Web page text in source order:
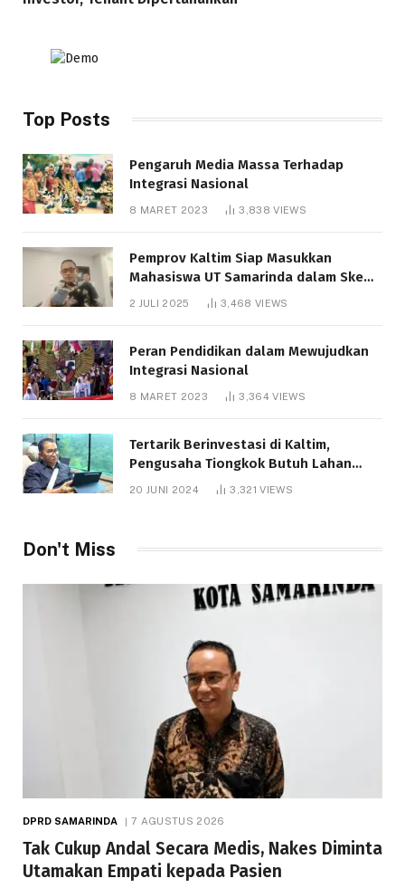
Top Posts
Pengaruh Media Massa Terhadap
Integrasi Nasional
8 MARET 2023 3,838VIEWS
Pemprov Kaltim Siap Masukkan
Mahasiswa UT Samarinda dalam Skema
Bantuan Pendidikan Gratispol
2 JULI 2025 3,468 VIEWS
Peran Pendidikan dalam Mewujudkan
Integrasi Nasional
8 MARET 2023 3,364VIEWS
Tertarik Berinvestasi di Kaltim,
Pengusaha Tiongkok Butuh Lahan
1.000 Hektare
20 JUNI 2024 3,321VIEWS
Don't Miss
DPRD SAMARINDA 7 AGUSTUS 2026
Tak Cukup Andal Secara Medis, Nakes Diminta
Utamakan Empati kepada Pasien